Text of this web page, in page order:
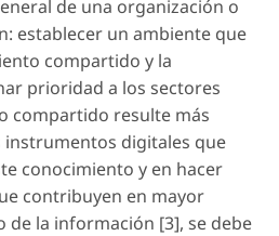
de una organización o
establecer un ambiente que
compartido y la
prioridad a los sectores
compartido resulte más
instrumentos digitales que
conocimiento y en hacer
contribuyen en mayor
de la información [3], se debe